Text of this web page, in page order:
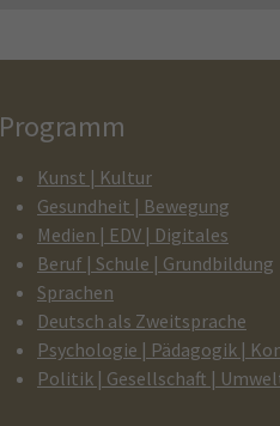
Programm
Kunst | Kultur
Gesundheit | Bewegung
Medien | EDV | Digitales
Beruf | Schule | Grundbildung
Sprachen
Deutsch als Zweitsprache
Psychologie | Pädagogik |
Politik | Gesellschaft |